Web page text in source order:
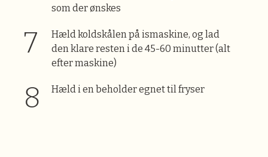
som der ønskes
Hæld koldskålen på ismaskine, og lad
den klare resten i de 45-60 minutter (alt
efter maskine)
Hæld i en beholder egnet til fryser